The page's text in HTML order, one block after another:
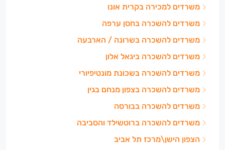
משרדים למכירה בקרית אונו
משרדים להשכרה בחסן ערפה
משרדים להשכרה בשרונה / הארבעה
משרדים להשכרה ביגאל אלון
משרדים להשכרה בשכונת מונטיפיורי
משרדים להשכרה בצפון מנחם בגין
משרדים להשכרה בבורסה
משרדים להשכרה ברוטשילד והסביבה
הצפון הישן\מרכז תל אביב